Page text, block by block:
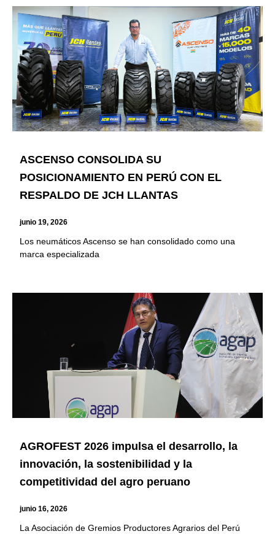
ASCENSO CONSOLIDA SU
POSICIONAMIENTO EN PERÚ CON EL
RESPALDO DE JCH LLANTAS
junio 19, 2026
Los neumáticos Ascenso se han consolidado como una
marca especializada
AGROFEST 2026 impulsa el desarrollo, la
innovación, la sostenibilidad y la
competitividad del agro peruano
junio 16, 2026
La Asociación de Gremios Productores Agrarios del Perú